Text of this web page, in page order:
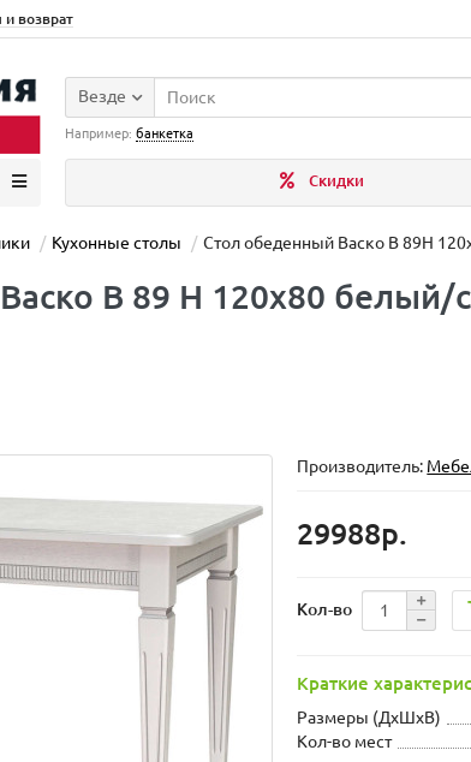
и возврат
Везде
Например: банкетка
Скидки
Кухонные столы Стол обеденный Васко В 89Н
В 89 Н 120х80 белый/
Производитель:
29988р.
Кол-во
Краткие
Размеры (ДхШxВ)
Кол-во мест